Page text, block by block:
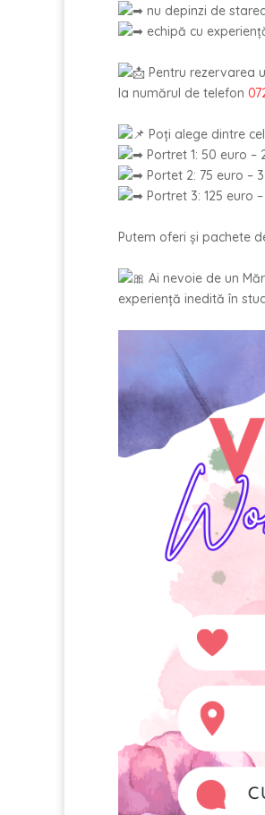
nu depinzi de
echipă cu
Pentru rezervarea
la numărul de telefon
Poți alege dintre
Portret 1: 50 euro
Portet 2: 75 euro –
Portret 3: 125 euro
Putem oferi și pachete
Ai nevoie de un
experiență inedită în